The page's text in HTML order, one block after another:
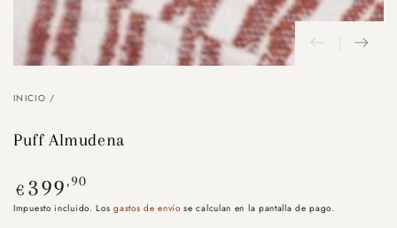
INICIO /
Puff Almudena
Precio
regular
€ 399 ,90
Impuesto incluido. Losgastos de envío se calculan en la pantalla de pago.